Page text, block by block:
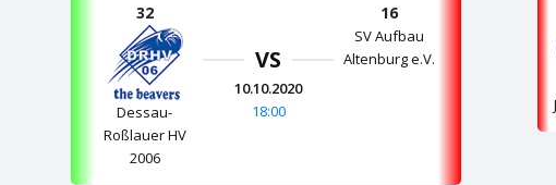
32
Dessau-
Roßlauer HV
2006
VS
10.10.2020
18:00
16
SV Aufbau
Altenburg e.V.